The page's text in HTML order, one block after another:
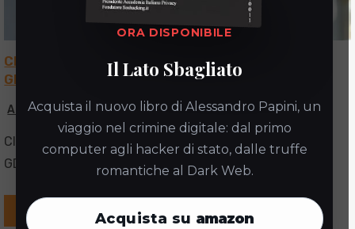
ORA DISPONIBILE
Il Lato Sbagliato
Acquista il nuovo libro di Alessandro Papini, un
viaggio nel crimine digitale: dal primo
computer agli hacker di stato, dalle truffe
romantiche al Dark Web.
Acquista su amazon
Cloud videosorveglianza extra-UE: conformità
GDPR
Alessandro Papini 7 Luglio 2026
Cloud videosorveglianza extra-UE richiede conformità
GDPR per evitare sanzioni.
LEGGI DI PIÙ